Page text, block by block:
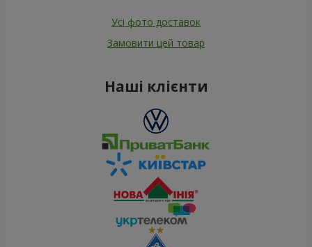
Усі фото доставок
Замовити цей товар
Наші клієнти